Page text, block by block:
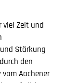
viel Zeit und
Stärkung
den
vom Aachener